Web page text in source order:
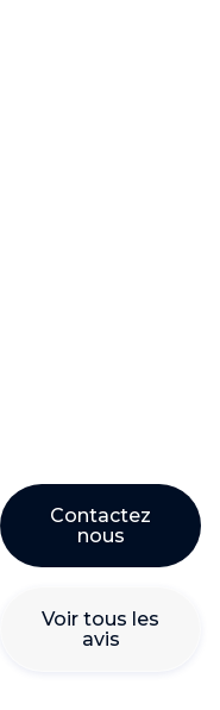
Contactez
nous
Voir tous les
avis